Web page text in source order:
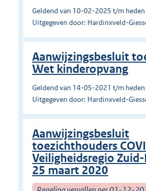
Geldend van 10-02-2025 t/m heden
Uitgegeven door: Hardinxveld-
Aanwijzingsbesluit
Wet kinderopvang
Geldend van 14-05-2021 t/m heden
Uitgegeven door: Hardinxveld-
Aanwijzingsbesluit
toezichthouders
Veiligheidsregio
25 maart 2020